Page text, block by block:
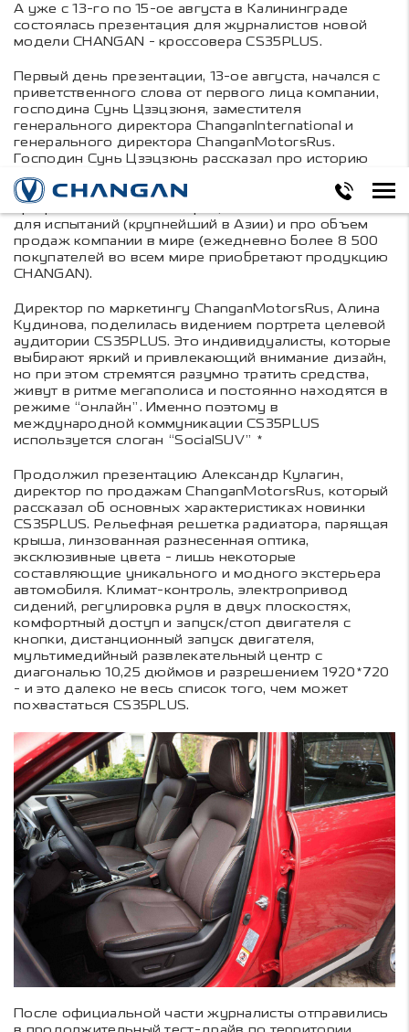
А уже с 13-го по 15-ое августа в Калининграде
состоялась презентация для журналистов новой
модели CHANGAN - кроссовера CS35PLUS.
Первый день презентации, 13-ое августа, начался с
приветственного слова от первого лица компании,
господина Сунь Цзэцзюня, заместителя
генерального директора ChanganInternational и
генерального директора ChanganMotorsRus.
Господин Сунь Цзэцзюнь рассказал про историю
компании, научно-исследовательские центры
CHANGAN, в которых трудятся 12 000
профессионалов из 18 стран, собственный полигон
для испытаний (крупнейший в Азии) и про объем
продаж компании в мире (ежедневно более 8 500
покупателей во всем мире приобретают продукцию
CHANGAN).
Директор по маркетингу ChanganMotorsRus, Алина
Кудинова, поделилась видением портрета целевой
аудитории CS35PLUS. Это индивидуалисты, которые
выбирают яркий и привлекающий внимание дизайн,
но при этом стремятся разумно тратить средства,
живут в ритме мегаполиса и постоянно находятся в
режиме “онлайн”. Именно поэтому в
международной коммуникации CS35PLUS
используется слоган “SocialSUV” *
Продолжил презентацию Александр Кулагин,
директор по продажам ChanganMotorsRus, который
рассказал об основных характеристиках новинки
CS35PLUS. Рельефная решетка радиатора, парящая
крыша, линзованная разнесенная оптика,
эксклюзивные цвета - лишь некоторые
составляющие уникального и модного экстерьера
автомобиля. Климат-контроль, электропривод
сидений, регулировка руля в двух плоскостях,
комфортный доступ и запуск/стоп двигателя с
кнопки, дистанционный запуск двигателя,
мультимедийный развлекательный центр с
диагональю 10,25 дюймов и разрешением 1920*720
- и это далеко не весь список того, чем может
похвастаться CS35PLUS.
После официальной части журналисты отправились